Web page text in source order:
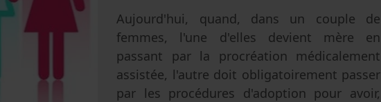
Aujourd'hui, quand, dans un couple de
femmes, l'une d'elles devient mère en
passant par la procréation médicalement
assistée, l'autre doit obligatoirement passer
par les procédures d'adoption pour avoir,